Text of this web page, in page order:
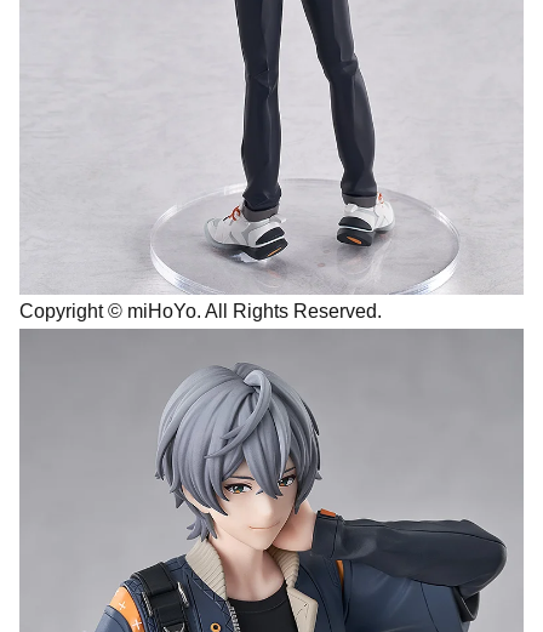
Copyright © miHoYo. All Rights Reserved.